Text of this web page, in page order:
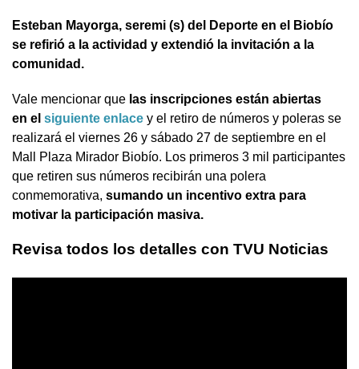
Esteban Mayorga, seremi (s) del Deporte en el Biobío
se refirió a la actividad y extendió la invitación a la
comunidad.
Vale mencionar que las inscripciones están abiertas
en el siguiente enlace y el retiro de números y poleras se
realizará el viernes 26 y sábado 27 de septiembre en el
Mall Plaza Mirador Biobío. Los primeros 3 mil participantes
que retiren sus números recibirán una polera
conmemorativa, sumando un incentivo extra para
motivar la participación masiva.
Revisa todos los detalles con TVU Noticias